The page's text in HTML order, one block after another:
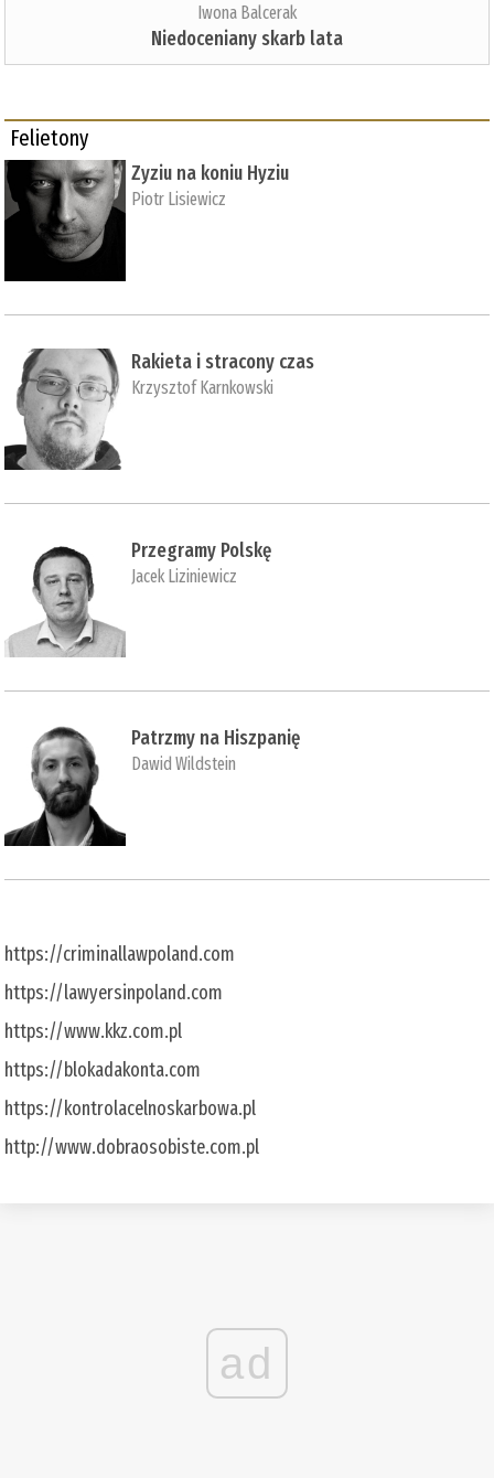
Iwona Balcerak
Niedoceniany skarb lata
Felietony
Zyziu na koniu Hyziu
Piotr Lisiewicz
Rakieta i stracony czas
Krzysztof Karnkowski
Przegramy Polskę
Jacek Liziniewicz
Patrzmy na Hiszpanię
Dawid Wildstein
https://criminallawpoland.com
https://lawyersinpoland.com
https://www.kkz.com.pl
https://blokadakonta.com
https://kontrolacelnoskarbowa.pl
http://www.dobraosobiste.com.pl
ad